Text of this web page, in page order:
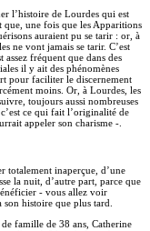
l’histoire de Lourdes qui est
que, une fois que les Apparitions
auraient pu se tarir : or, à
ne vont jamais se tarir. C’est
assez fréquent que dans des
il y ait des phénomènes
pour faciliter le discernement
moins. Or, à Lourdes, les
toujours aussi nombreuses
ce qui fait l’originalité de
appeler son charisme -.
totalement inaperçue, d’une
la nuit, d’autre part, parce que
- vous allez voir
histoire que plus tard.
de famille de 38 ans, Catherine